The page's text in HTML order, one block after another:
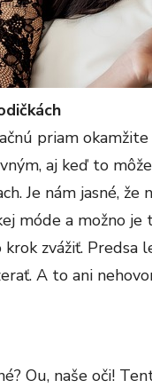
priam
aj keď to
Je nám jasné, že
móde a možno je
zvážiť. Predsa
A to ani
Ou, naše oči!